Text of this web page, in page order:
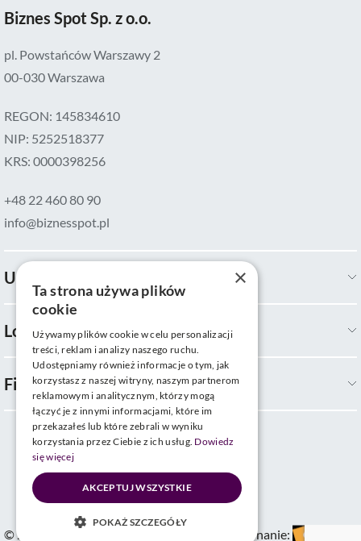
Biznes Spot Sp. z o.o.
pl. Powstańców Warszawy 2
00-030 Warszawa
REGON: 145834610
NIP: 5252518377
KRS: 0000398256
+48 22 460 80 90
info@biznesspot.pl
Usługi
Lokalizacje
Firma
© 2025 Biznes Spot | All rights reserved Wykonanie:
×
Ta strona używa plików
cookie
Używamy plików cookie w celu personalizacji
treści, reklam i analizy naszego ruchu.
Udostępniamy również informacje o tym, jak
korzystasz z naszej witryny, naszym partnerom
reklamowym i analitycznym, którzy mogą
łączyć je z innymi informacjami, które im
przekazałeś lub które zebrali w wyniku
korzystania przez Ciebie z ich usług. Dowiedz
się więcej
AKCEPTUJ WSZYSTKIE
POKAŻ SZCZEGÓŁY